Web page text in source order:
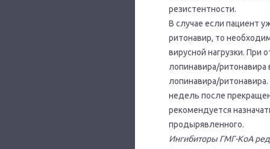
резистентности.
В случае если пациент
ритонавир, то
вирусной нагрузки. При
лопинавира/
лопинавира/
недель после
рекомендуется
продырявленного.
Ингибиторы ГМГ-КоА